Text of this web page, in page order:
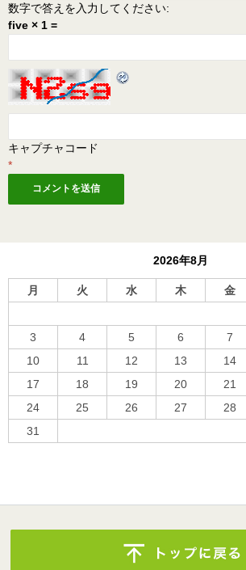
数字で答えを入力してください:
five × 1 =
キャプチャコード
*
2026年8月
月 火 水 木 金
3
4 5 6 7
10
11 12 13 14
17
18 19 20 21
24
25 26 27 28
31